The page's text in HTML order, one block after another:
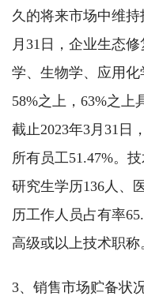
久的将来市场中维
月31日，企业生态
学、生物学、应用
58%之上，63%之上
截止2023年3月31日
所有员工51.47%。
研究生学历136人、
历工作人员占有率
高级或以上技术职称
3、销售市场贮备状